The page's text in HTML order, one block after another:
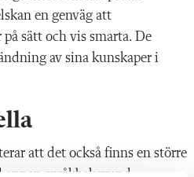
en genväg att
sätt och vis smarta. De
av sina kunskaper i
att det också finns en större